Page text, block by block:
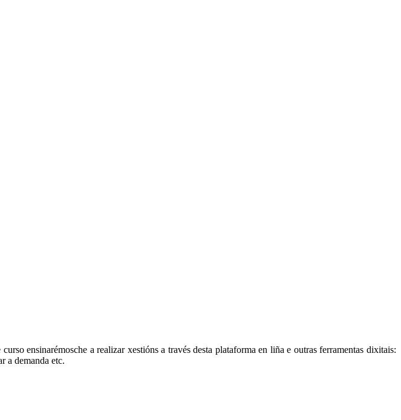
ensinarémosche a realizar xestións a través desta plataforma en liña e outras ferramentas dixitais:
a demanda etc.